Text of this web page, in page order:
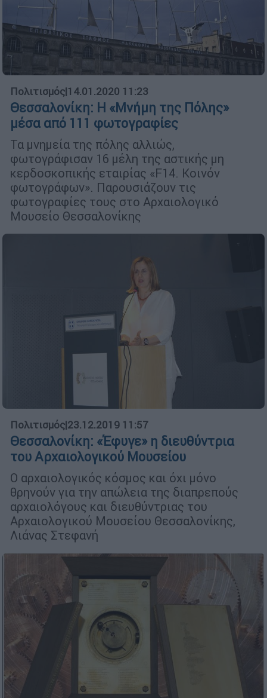
Πολιτισμός|14.01.2020 11:23
Θεσσαλονίκη: Η «Μνήμη της Πόλης»
μέσα από 111 φωτογραφίες
Τα μνημεία της πόλης αλλιώς,
φωτογράφισαν 16 μέλη της αστικής μη
κερδοσκοπικής εταιρίας «F14. Κοινόν
φωτογράφων». Παρουσιάζουν τις
φωτογραφίες τους στο Αρχαιολογικό
Μουσείο Θεσσαλονίκης
Πολιτισμός|23.12.2019 11:57
Θεσσαλονίκη: «Έφυγε» η διευθύντρια
του Αρχαιολογικού Μουσείου
Ο αρχαιολογικός κόσμος και όχι μόνο
θρηνούν για την απώλεια της διαπρεπούς
αρχαιολόγους και διευθύντριας του
Αρχαιολογικού Μουσείου Θεσσαλονίκης,
Λιάνας Στεφανή